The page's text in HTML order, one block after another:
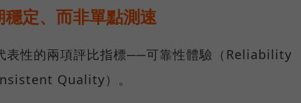
定、而非單點測速
性的兩項評比指標──可靠性體驗（Reliability
Quality）。